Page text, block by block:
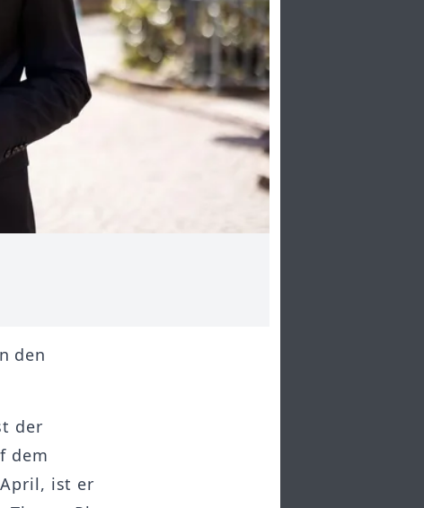
den
der
dem
ist er